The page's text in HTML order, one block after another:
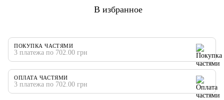
В избранное
ПОКУПКА ЧАСТЯМИ
3 платежа по 702.00 грн
ОПЛАТА ЧАСТЯМИ
3 платежа по 702.00 грн